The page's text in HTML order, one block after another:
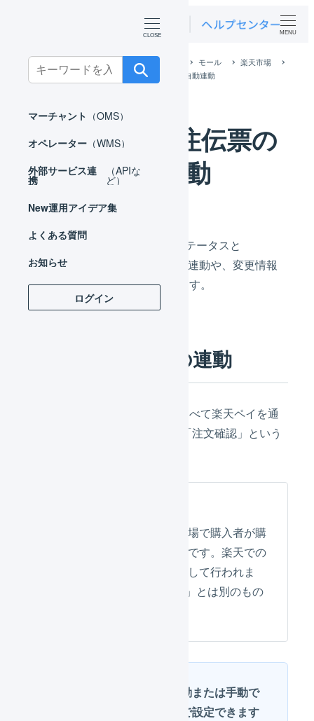
Search
for:
マーチャント （OMS）
オペレーター （WMS）
外部サービス連
携
（APIな
ど）
New運用アイデア集
よくある質問
お知らせ
ログイン
MENU
外部サービス連携（APIなど） モール
楽天市場
楽天市場 APIで連携
楽天市場 受注伝票の自動連動
楽天市場 受注伝票の
自動連動
API連携時の楽天市場の注文ステータスと
LOGILESSの伝票ステータスの連動や、変更情報
の取り込みについてご案内します。
伝票ステータスの連動
楽天市場で受け付けた注文はすべて楽天ペイを通
じて決済が行われ、RMS上で「注文確認」という
「楽天ペイ」とは、楽天市場で購入者が購
入する際の決済手段の総称です。楽天での
決済はすべて楽天ペイを通して行われま
す。決済方法の「楽天Pay」とは別のもの
RMSの注文確認を自動または手動で
行うかどうかはRMSで設定できます